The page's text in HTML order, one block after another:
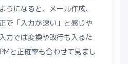
うになると、メール作成、
で「入力が速い」と感じや
力では変換や改行も入るた
と正確率も合わせて見まし